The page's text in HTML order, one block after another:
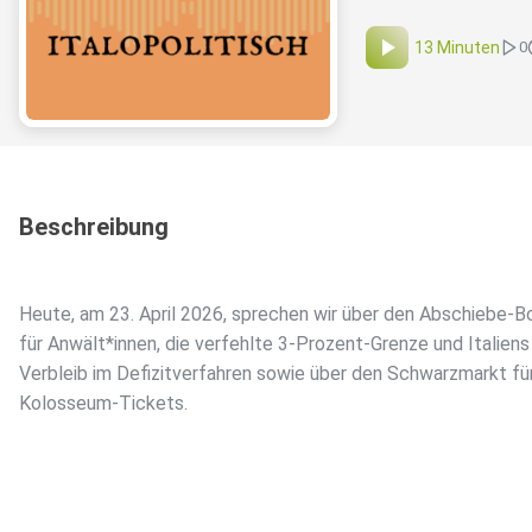
13 Minuten 0
Beschreibung
Heute, am 23. April 2026, sprechen wir über den Abschiebe-
für Anwält*innen, die verfehlte 3-Prozent-Grenze und Italiens
Verbleib im Defizitverfahren sowie über den Schwarzmarkt
Kolosseum-Tickets.